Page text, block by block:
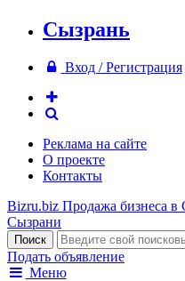
Сызрань
Вход / Регистрация
Реклама на сайте
О проекте
Контакты
Bizru.biz Продажа бизнеса в
Сызрани
Подать объявление
Меню